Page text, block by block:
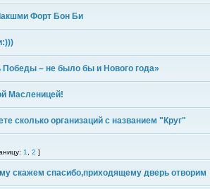
Форт Бон Би
Победы – не было бы и Нового года»
Масленицей!
сколько организаций с названием "Круг"
1 2 ]
скажем спасибо,приходящему дверь отворим